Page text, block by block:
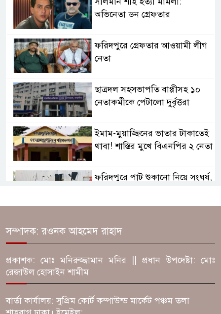
অভিনেতা ডন গ্রেফতার
ফরিদপুরে গ্রেফতার আওয়ামী লীগ
নেতা
ছাত্রদল সহসভাপতি বাপ্পীসহ ১০
নেতাকর্মীকে পেটালো দুর্বৃত্তরা
ইমাম-মুয়াজ্জিনের ভাতার টাকাতেই
থাবা! শাস্তির মুখে বিএনপির ২ নেতা
ফরিদপুরে পাট শুকানো নিয়ে সংঘর্ষ,
নৈরাজ্য, জেল ভাঙা পেরিয়ে
ইউনূসের সূর্যোদয়
কাটলেন স্ত্রী! আটক ১
সম্পাদক: রওনক আহমেদ রাহাদ
প্রকাশক: মোঃ মনিরুজ্জামান মনির || প্রধান উপদেষ্টা: মোঃ
রেজাউল হোসাইন শামীম
বার্তা কার্যালয়: সুপ্রিম কোর্ট কম্পাউন্ড মার্কেট পঞ্চম তলা